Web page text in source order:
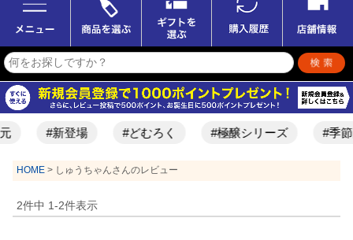
#新登場 #どむろく #極醸シリーズ #季節
HOME しゅうちゃんさんのレビュー
2件中 1-2件表示